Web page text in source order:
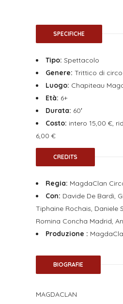
SPECIFICHE
Tipo: Spettacolo
Genere: Trittico di
Luogo: Chapiteau
Età: 6+
Durata: 60′
Costo: intero 15,00 €,
6,00 €
CREDITS
Regia: MagdaClan
Con: Davide De Bardi,
Tiphaine Rochais, Daniele
Romina Concha Madrid,
Produzione :
BIOGRAFIE
MAGDACLAN